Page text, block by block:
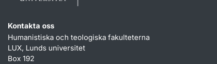
Kontakta oss
Humanistiska och teologiska fakulteterna
LUX, Lunds universitet
Box 192